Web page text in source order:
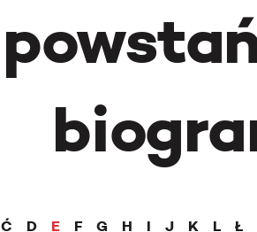
Ć D E F G H I J K L Ł